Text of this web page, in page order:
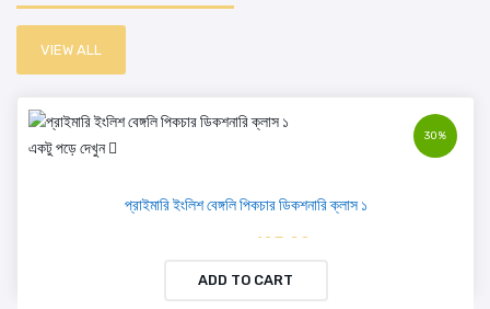
VIEW ALL
30%
একটু পড়ে দেখুন
প্রাইমারি ইংলিশ বেঙ্গলি পিকচার ডিকশনারি ক্লাস ১
৳ 105.00
ADD TO CART